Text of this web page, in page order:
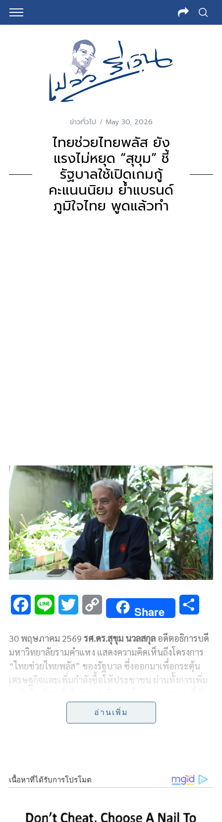
ข่าวทั่วไป May 30, 2026
ไทยช่วยไทยพลัส ยัง
แรงไม่หยุด “สุขุม” ชี้
รัฐบาลใช้เปิดเกมกู้
คะแนนนิยม ย้ำแบรนด์
ภูมิใจไทย พูดแล้วทำ
c
e
b
n
e
i
t
e
r
p
y
L
i
n
Share
a
r
e
30 พฤษภาคม 2569 รศ.ดร.สุขุม นวลสกุลอดีตอธิการบดี
มหาวิทยาลัยรามคำแหง แสดงความคิดเห็นถึงโครงการ
“ไทยช่วยไทยพลัส” ของรัฐบาล ซึ่งออกมาเพื่อกระตุ้น
เศรษฐกิจและเพิ่มกำลังซื้อให้ประชาชน ผ่านทั้งการเพิ่ม
ให้ประชาชนลงทะเบียนรับสิทธิแล้วในขณะนี้ ว่า ถือเป็น
สัญญาณที่สะท้อนชัดว่า รัฐบาลกำลังพยายามใช้มาตรการ
รศ.ดร.สุขุม ระบุว่า โครงการ 60:40 ซึ่งถูกมองว่าเป็นการ
ต่อยอดมาจากโครงการ “คนละครึ่ง” ในอดีต ได้รับ
ทะเบียนรับสิทธิกว่า 25 ล้านคน ภายในระยะเวลาไม่นาน
อ่านเพิ่ม